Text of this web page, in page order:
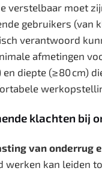
verstelbaar moet
gebruikers (van
verantwoord
afmetingen
en diepte (≥ 80 cm)
klachten bij
van onderrug
werken kan leiden